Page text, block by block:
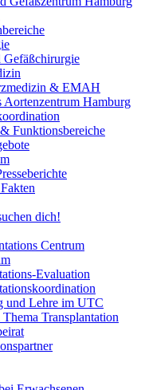
Gefäßchirurgie
& EMAH
Aortenzentrum Hamburg
Funktionsbereiche
dich!
Centrum
Evaluation
und Lehre im UTC
Transplantation